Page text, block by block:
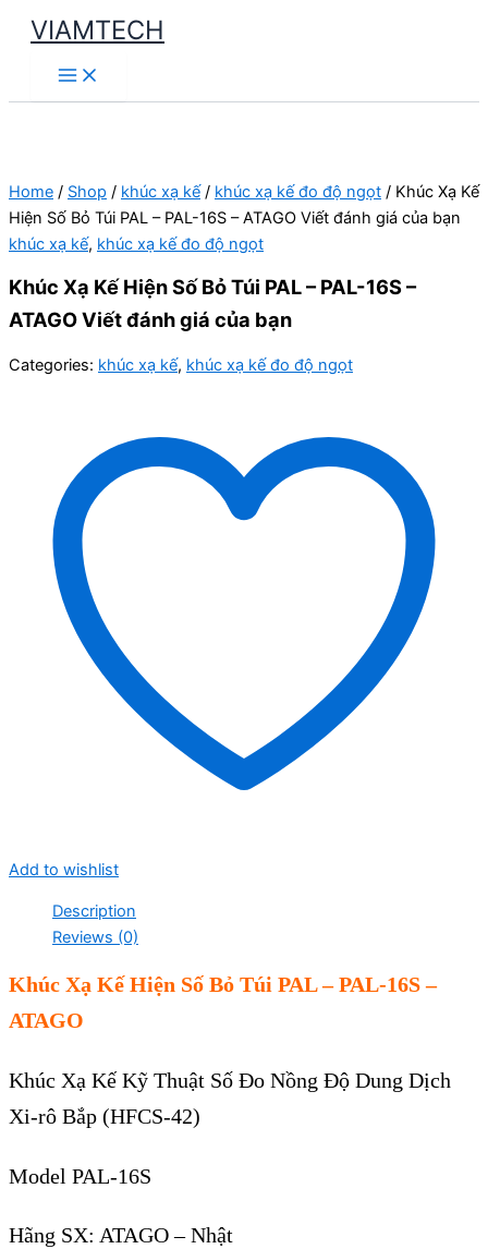
Skip
content
VIAMTECH
Main
Menu
Home / Shop / khúc xạ kế/ khúc xạ kế đo độ ngọt / Khúc Xạ Kế
Hiện Số Bỏ Túi PAL – PAL-16S – ATAGO Viết đánh giá của bạn
khúc xạ kế, khúc xạ kế đo độ ngọt
Khúc Xạ Kế Hiện Số Bỏ Túi PAL – PAL-16S –
ATAGO Viết đánh giá của bạn
Categories: khúc xạ kế, khúc xạ kế đo độ ngọt
Add to wishlist
Description
Reviews (0)
Khúc Xạ Kế Hiện Số Bỏ Túi PAL – PAL-16S –
ATAGO
Khúc Xạ Kế Kỹ Thuật Số Đo Nồng Độ Dung Dịch
Xi-rô Bắp (HFCS-42)
Model PAL-16S
Hãng SX: ATAGO – Nhật